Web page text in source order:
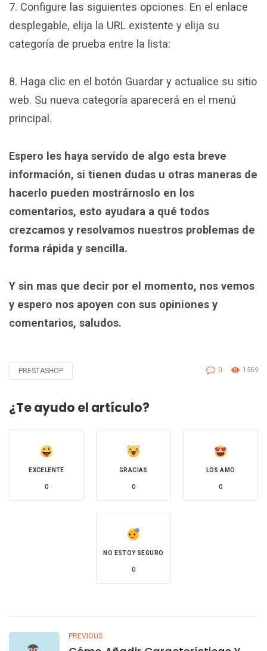
7. Configure las siguientes opciones. En el enlace
desplegable, elija la URL existente y elija su
categoría de prueba entre la lista:
8. Haga clic en el botón Guardar y actualice su sitio
web. Su nueva categoría aparecerá en el menú
principal.
Espero les haya servido de algo esta breve
información, si tienen dudas u otras maneras de
hacerlo pueden mostrárnoslo en los
comentarios, esto ayudara a qué todos
crezcamos y resolvamos nuestros problemas de
forma rápida y sencilla.
Y sin mas que decir por el momento, nos vemos
y espero nos apoyen con sus opiniones y
comentarios, saludos.
Tagged
PRESTASHOP 0 1569
¿Te ayudo el artículo?
EXCELENTE
0
GRACIAS
0
LOS AMO
0
NO ESTOY SEGURO
0
PREVIOUS